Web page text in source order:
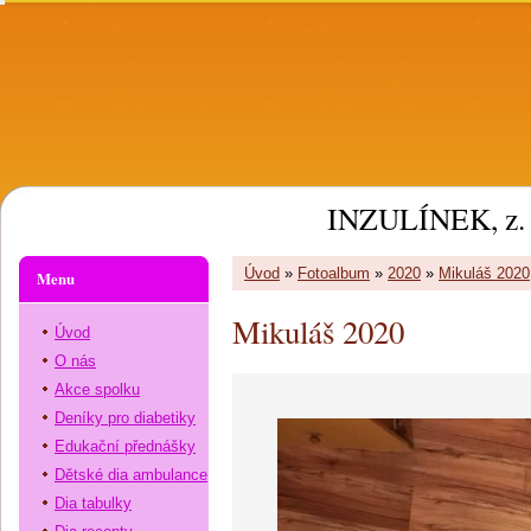
INZULÍNEK, z.
Úvod » Fotoalbum » 2020 » Mikuláš 2020
Mikuláš 2020
Menu
Úvod
O nás
Akce spolku
Deníky pro diabetiky
Edukační přednášky
Dětské dia ambulance
Dia tabulky